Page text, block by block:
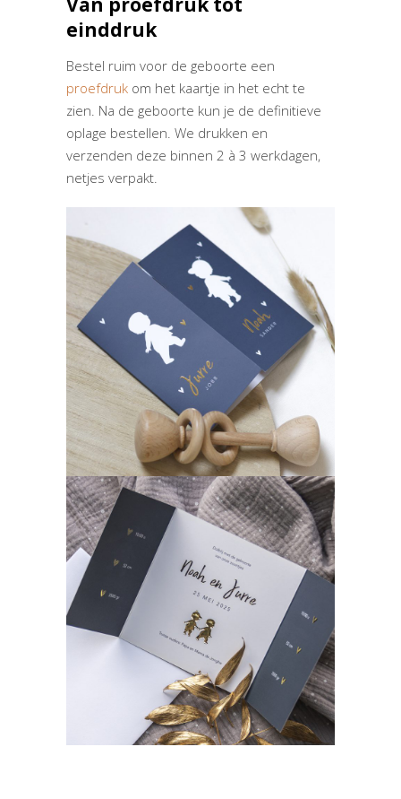
einddruk
Bestel ruim voor de geboorte een
proefdruk om het kaartje in het echt te
zien. Na de geboorte kun je de definitieve
oplage bestellen. We drukken en
verzenden deze binnen 2 à 3 werkdagen,
netjes verpakt.